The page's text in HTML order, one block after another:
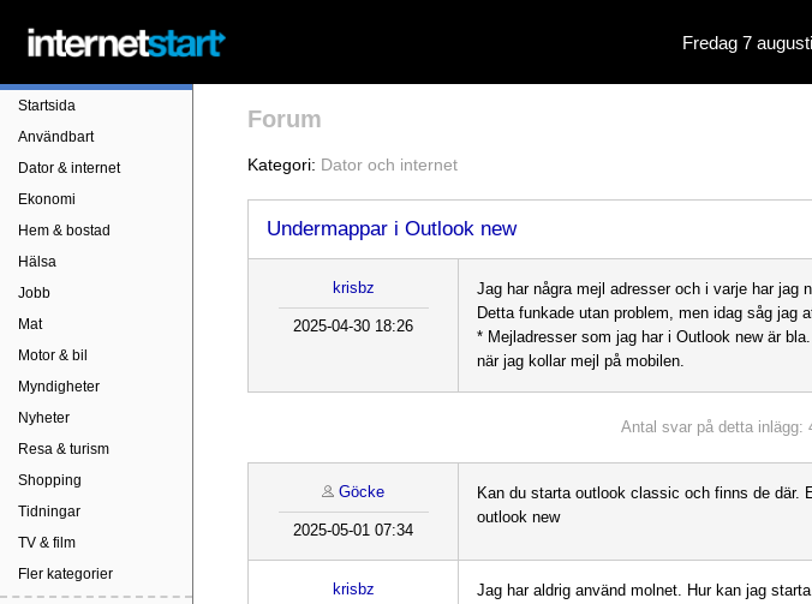
Fredag 7
Startsida
Användbart
Dator & internet
Ekonomi
Hem & bostad
Hälsa
Jobb
Mat
Motor & bil
Myndigheter
Nyheter
Resa & turism
Shopping
Tidningar
TV & film
Fler kategorier
Forum
Kategori: Dator och internet
Undermappar i Outlook new
krisbz
2025-04-30 18:26
Jag har några mejl adresser och i varje har jag
Detta funkade utan problem, men idag såg jag
* Mejladresser som jag har i Outlook new är
när jag kollar mejl på mobilen.
Antal svar på detta inlägg:
Göcke
2025-05-01 07:34
Kan du starta outlook classic och finns de där.
outlook new
krisbz
Jag har aldrig använd molnet. Hur kan jag